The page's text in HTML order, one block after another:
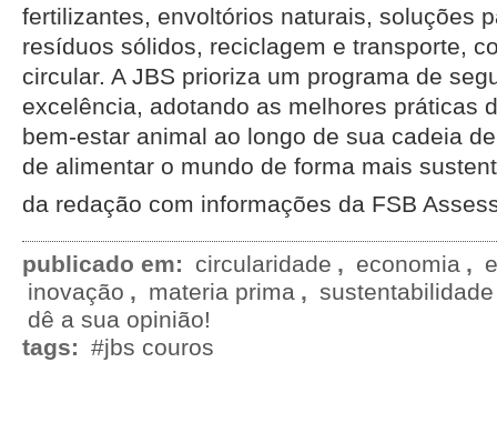
fertilizantes, envoltórios naturais, soluções
resíduos sólidos, reciclagem e transporte,
circular. A JBS prioriza um programa de
excelência, adotando as melhores práticas
bem-estar animal ao longo de sua cadeia
de alimentar o mundo de forma mais
da redação com informações da FSB
publicado em: circularidade , economia ,
inovação , materia prima , sustentabilidade
dê a sua opinião!
tags: #jbs couros